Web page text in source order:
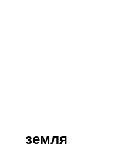
земля